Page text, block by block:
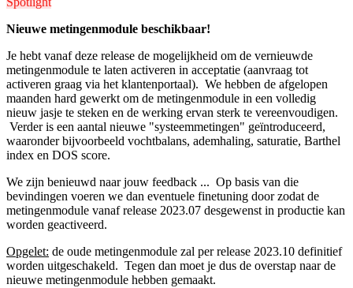
Nieuwe metingenmodule beschikbaar!
Je hebt vanaf deze release de mogelijkheid om de vernieuwde
metingenmodule te laten activeren in acceptatie (aanvraag tot
activeren graag via het klantenportaal). We hebben de afgelopen
maanden hard gewerkt om de metingenmodule in een volledig
nieuw jasje te steken en de werking ervan sterk te vereenvoudigen.
Verder is een aantal nieuwe "systeemmetingen" geïntroduceerd,
waaronder bijvoorbeeld vochtbalans, ademhaling, saturatie, Barthel
index en DOS score.
We zijn benieuwd naar jouw feedback ... Op basis van die
bevindingen voeren we dan eventuele finetuning door zodat de
metingenmodule vanaf release 2023.07 desgewenst in productie kan
worden geactiveerd.
Opgelet: de oude metingenmodule zal per release 2023.10 definitief
worden uitgeschakeld. Tegen dan moet je dus de overstap naar de
nieuwe metingenmodule hebben gemaakt.